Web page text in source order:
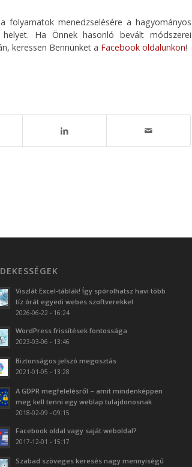
folyamatok menedzselésére a hagyományos
Ha Önnek hasonló bevált módszerei
keressen Bennünket a Facebook oldalunkon!
Viszlát Excel-táblák! Így spórolhatsz havi több
tíz órát egyedi webes szoftverekkel
2026-06-22 - 16:24
WordPress frissítések fontossága
2023-03-06 - 13:46
Biztonságos jelszó megosztás
2021-01-05 - 13:28
A GDPR megfelelésről – amit mindenképpen
meg kell tenni egy weblap tulajdonosnak
2018-02-09 - 09:15
Facebook oldal vagy saját weboldal?
2017-12-01 - 15:17
Szabad szöveges keresés nagy mennyiségű